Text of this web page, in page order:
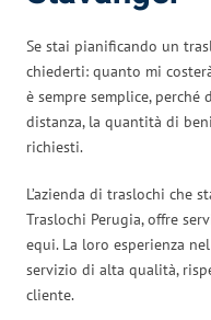
Se stai pianificando un
chiederti: quanto mi
è sempre semplice,
distanza, la quantità di
richiesti.
L’azienda di traslochi che
Traslochi Perugia, offre
equi. La loro esperienza
servizio di alta qualità,
cliente.